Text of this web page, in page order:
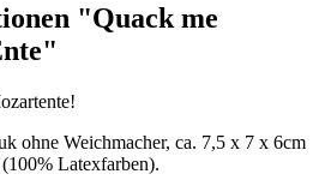
"Quack me
ohne Weichmacher, ca. 7,5 x 7 x 6cm
Latexfarben).